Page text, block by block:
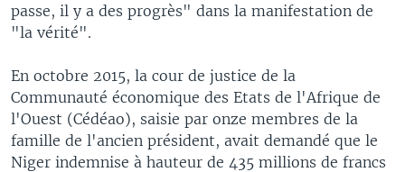
passe, il y a des progrès" dans la manifestation de
"la vérité".
En octobre 2015, la cour de justice de la
Communauté économique des Etats de l'Afrique de
l'Ouest (Cédéao), saisie par onze membres de la
famille de l'ancien président, avait demandé que le
Niger indemnise à hauteur de 435 millions de francs